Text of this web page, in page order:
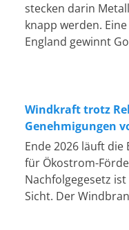
stecken darin
knapp werden.
England gewinnt
schmilzt
bei mehreren
tausend Grad ein.
nur im
möglich. Das
DEScycle hat im
Windkraft trotz
Genehmigungen
Ende 2026 läuft die
für Ökostrom-
Nachfolgegesetz
Sicht. Der